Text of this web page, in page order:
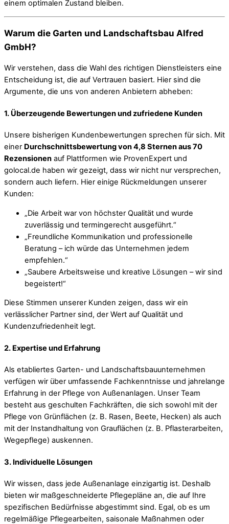
einem optimalen Zustand bleiben.
Warum die Garten und Landschaftsbau Alfred
GmbH?
Wir verstehen, dass die Wahl des richtigen Dienstleisters eine
Entscheidung ist, die auf Vertrauen basiert. Hier sind die
Argumente, die uns von anderen Anbietern abheben:
1. Überzeugende Bewertungen und zufriedene Kunden
Unsere bisherigen Kundenbewertungen sprechen für sich. Mit
einer Durchschnittsbewertung von 4,8 Sternen aus 70
Rezensionen auf Plattformen wie ProvenExpert und
golocal.de haben wir gezeigt, dass wir nicht nur versprechen,
sondern auch liefern. Hier einige Rückmeldungen unserer
Kunden:
„Die Arbeit war von höchster Qualität und wurde
zuverlässig und termingerecht ausgeführt.“
„Freundliche Kommunikation und professionelle
Beratung – ich würde das Unternehmen jedem
empfehlen.“
„Saubere Arbeitsweise und kreative Lösungen – wir sind
begeistert!“
Diese Stimmen unserer Kunden zeigen, dass wir ein
verlässlicher Partner sind, der Wert auf Qualität und
Kundenzufriedenheit legt.
2. Expertise und Erfahrung
Als etabliertes Garten- und Landschaftsbauunternehmen
verfügen wir über umfassende Fachkenntnisse und jahrelange
Erfahrung in der Pflege von Außenanlagen. Unser Team
besteht aus geschulten Fachkräften, die sich sowohl mit der
Pflege von Grünflächen (z. B. Rasen, Beete, Hecken) als auch
mit der Instandhaltung von Grauflächen (z. B. Pflasterarbeiten,
Wegepflege) auskennen.
3. Individuelle Lösungen
Wir wissen, dass jede Außenanlage einzigartig ist. Deshalb
bieten wir maßgeschneiderte Pflegepläne an, die auf Ihre
spezifischen Bedürfnisse abgestimmt sind. Egal, ob es um
regelmäßige Pflegearbeiten, saisonale Maßnahmen oder